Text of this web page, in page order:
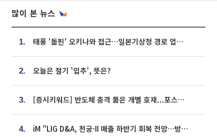
많이 본 뉴스
1. 태풍 '돌핀' 오키나와 접근…일본기상청 경로 업데이트
2. 오늘은 절기 '입추', 뜻은?
3. [증시키워드] 반도체 충격 뚫은 개별 호재...포스코퓨처엠·에코프로·한화솔루션 '눈길'
4. iM "LIG D&A, 천궁-II 매출 하반기 회복 전망…방산 톱픽 유지"